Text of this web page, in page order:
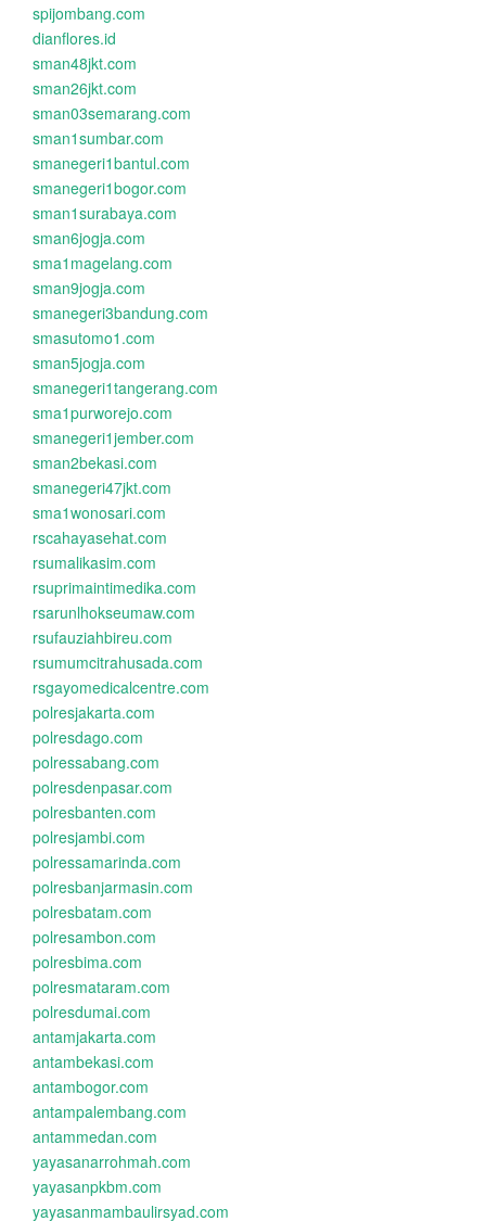
spijombang.com
dianflores.id
sman48jkt.com
sman26jkt.com
sman03semarang.com
sman1sumbar.com
smanegeri1bantul.com
smanegeri1bogor.com
sman1surabaya.com
sman6jogja.com
sma1magelang.com
sman9jogja.com
smanegeri3bandung.com
smasutomo1.com
sman5jogja.com
smanegeri1tangerang.com
sma1purworejo.com
smanegeri1jember.com
sman2bekasi.com
smanegeri47jkt.com
sma1wonosari.com
rscahayasehat.com
rsumalikasim.com
rsuprimaintimedika.com
rsarunlhokseumaw.com
rsufauziahbireu.com
rsumumcitrahusada.com
rsgayomedicalcentre.com
polresjakarta.com
polresdago.com
polressabang.com
polresdenpasar.com
polresbanten.com
polresjambi.com
polressamarinda.com
polresbanjarmasin.com
polresbatam.com
polresambon.com
polresbima.com
polresmataram.com
polresdumai.com
antamjakarta.com
antambekasi.com
antambogor.com
antampalembang.com
antammedan.com
yayasanarrohmah.com
yayasanpkbm.com
yayasanmambaulirsyad.com